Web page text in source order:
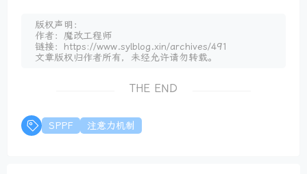
版权声明：
作者：魔改工程师
链接：https://www.sylblog.xin/archives/491
文章版权归作者所有，未经允许请勿转载。
THE END
SPPF 注意力机制